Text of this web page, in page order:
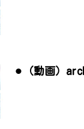
⚫︎（動画）